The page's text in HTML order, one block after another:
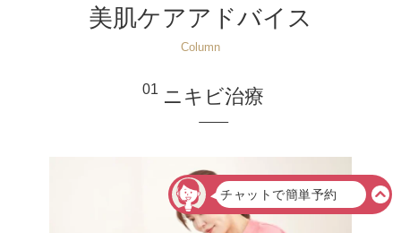
美肌ケアアドバイス
Column
01 ニキビ治療